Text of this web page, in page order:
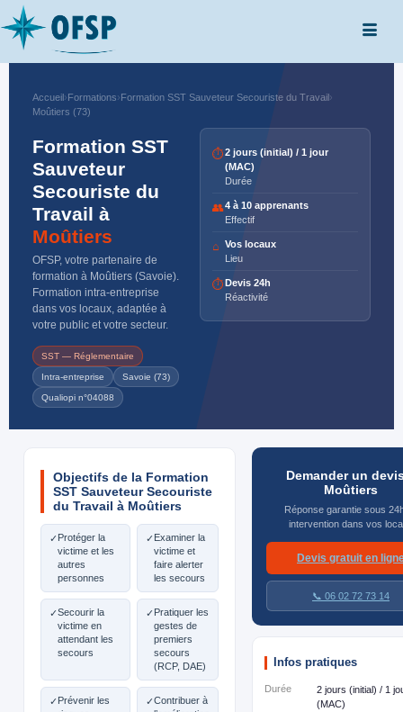
Accueil›Formations›Formation SST Sauveteur Secouriste du Travail›
Moûtiers (73)
Formation SST
Sauveteur
Secouriste du
Travail à
Moûtiers
OFSP, votre partenaire de
formation à Moûtiers (Savoie).
Formation intra-entreprise
dans vos locaux, adaptée à
votre public et votre secteur.
SST — Réglementaire
Intra-entreprise Savoie (73)
Qualiopi n°04088
⏱2 jours (initial) / 1 jour
(MAC)
Durée
👥4 à 10 apprenants
Effectif
⌂ Vos locaux
Lieu
⏱Devis 24h
Réactivité
Objectifs de la Formation
SST Sauveteur Secouriste
du Travail à Moûtiers
✓Protéger la
victime et les
autres
personnes
✓Examiner la
victime et
faire alerter
les secours
✓Secourir la
victime en
attendant les
secours
✓Pratiquer les
gestes de
premiers
secours
(RCP, DAE)
✓Prévenir les
✓Contribuer à
Demander un
Moûtiers
Réponse garantie sous
intervention dans vos
Devis gratuit en
📞 06 02 72 73 14
Infos pratiques
Durée
2 jours (initial) / 1
(MAC)